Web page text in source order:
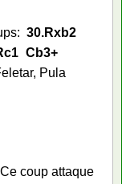
30.Rxb2
Cb3+
Pula
coup attaque